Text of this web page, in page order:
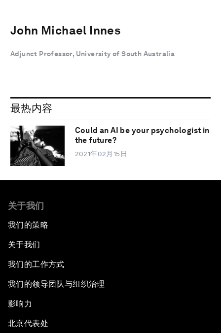
John Michael Innes
Adjunct Professor, University of South Australia
最热内容
Could an AI be your psychologist in
the future?
2021年02月15日
关于我们
我们的策略
关于我们
我们的工作方式
我们的领导团队与组织治理
影响力
北京代表处